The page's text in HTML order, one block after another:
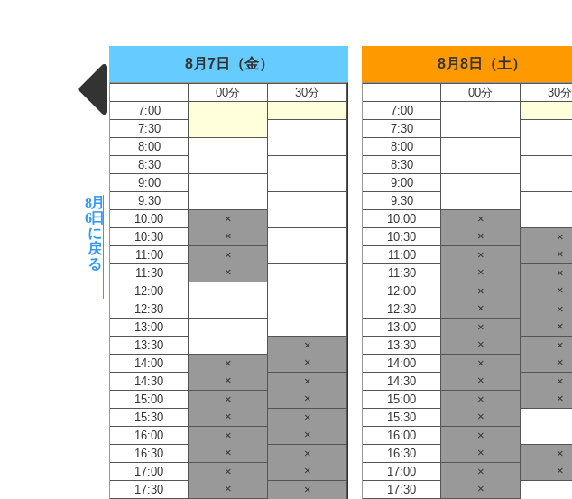
8月
6日
に
戻
る
8月7日（金）
00分
30分
7:00
7:30
8:00
8:30
9:00
9:30
10:00
×
10:30
×
11:00
×
11:30
×
12:00
12:30
13:00
13:30
×
14:00
×
×
14:30
×
×
15:00
×
×
15:30
×
×
16:00
×
×
16:30
×
×
17:00
×
×
17:30
×
×
8月8日（土）
00分
30分
7:00
7:30
8:00
8:30
9:00
9:30
10:00
×
10:30
×
×
11:00
×
×
11:30
×
×
12:00
×
×
12:30
×
×
13:00
×
×
13:30
×
×
14:00
×
×
14:30
×
×
15:00
×
×
15:30
×
16:00
×
16:30
×
×
17:00
×
×
17:30
×